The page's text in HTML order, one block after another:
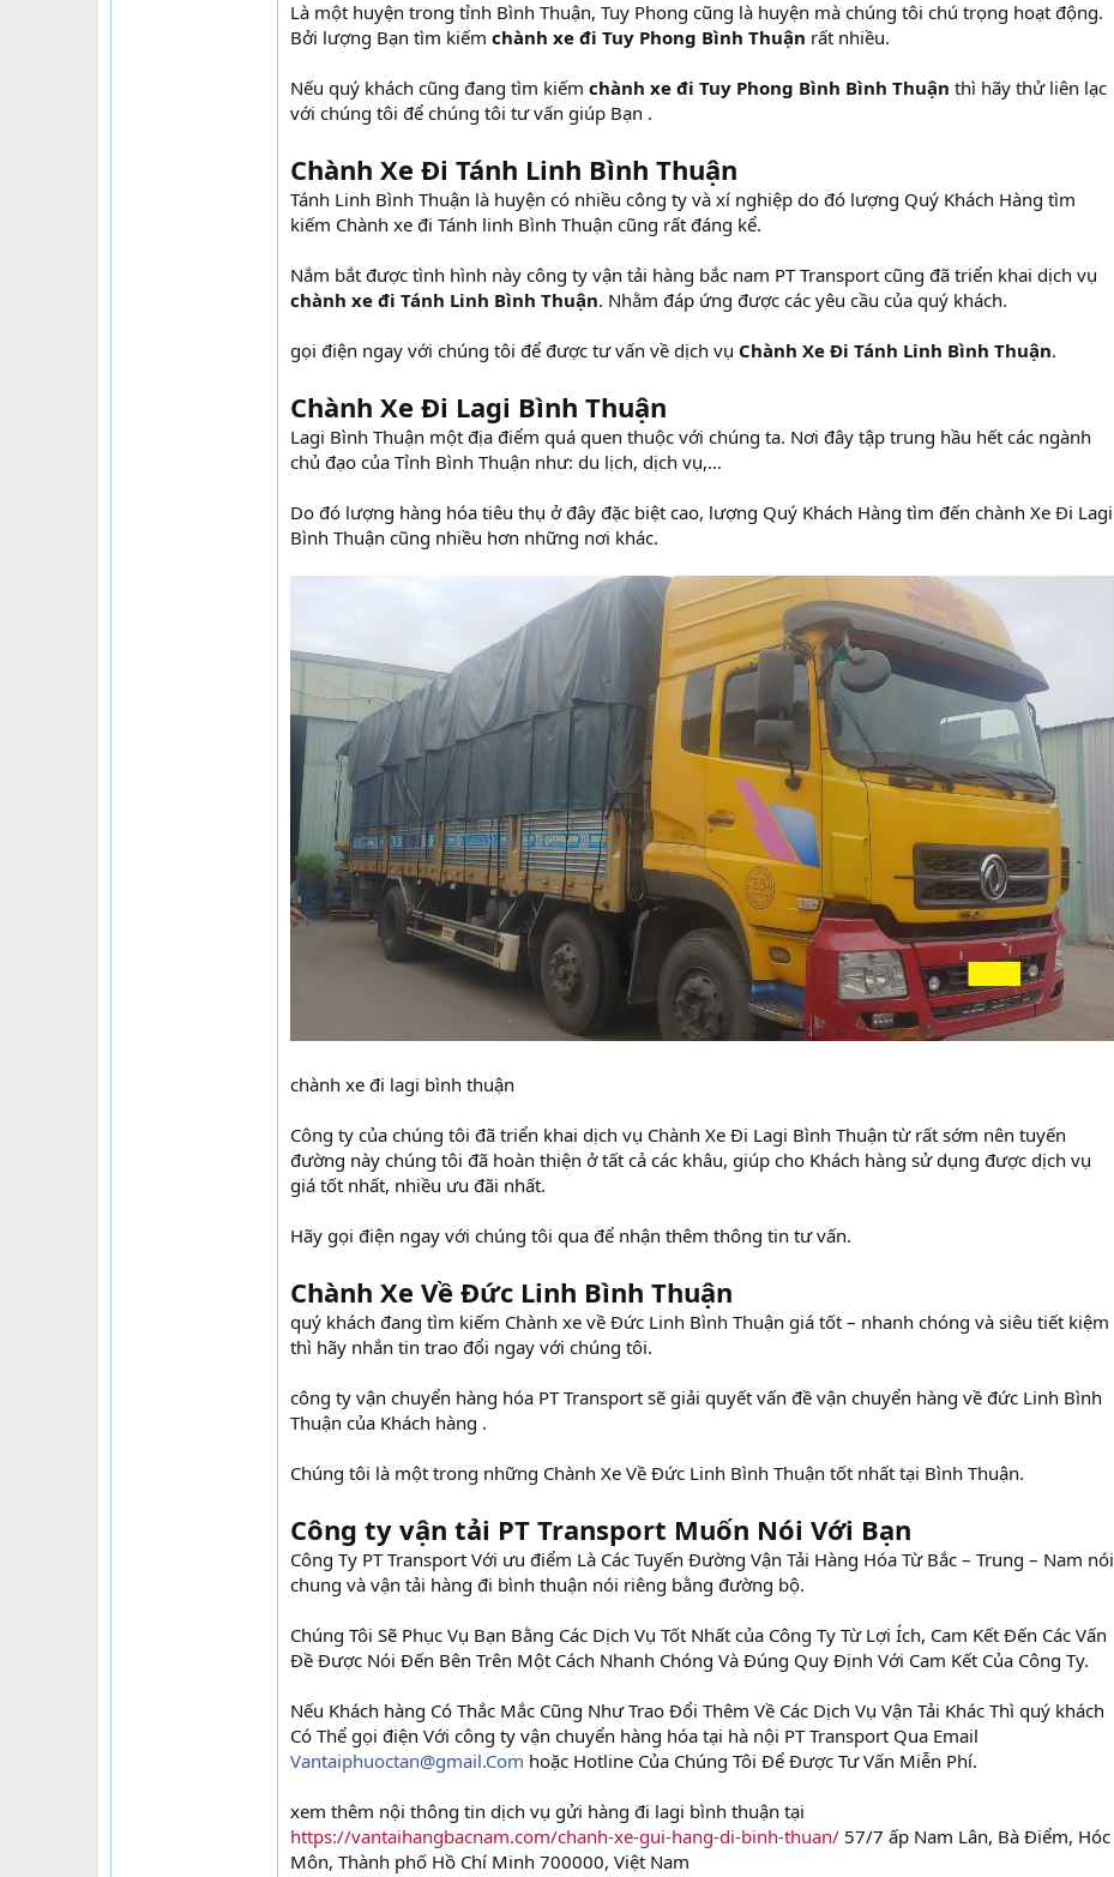
Là một huyện trong tỉnh Bình Thuận, Tuy Phong cũng là huyện mà chúng tôi chú trọng hoạt động.
Bởi lượng Bạn tìm kiếm chành xe đi Tuy Phong Bình Thuận rất nhiều.
Nếu quý khách cũng đang tìm kiếm chành xe đi Tuy Phong Bình Bình Thuận thì hãy thử liên lạc
với chúng tôi để chúng tôi tư vấn giúp Bạn .
Chành Xe Đi Tánh Linh Bình Thuận
Tánh Linh Bình Thuận là huyện có nhiều công ty và xí nghiệp do đó lượng Quý Khách Hàng tìm
kiếm Chành xe đi Tánh linh Bình Thuận cũng rất đáng kể.
Nắm bắt được tình hình này công ty vận tải hàng bắc nam PT Transport cũng đã triển khai dịch vụ
chành xe đi Tánh Linh Bình Thuận. Nhằm đáp ứng được các yêu cầu của quý khách.
gọi điện ngay với chúng tôi để được tư vấn về dịch vụ Chành Xe Đi Tánh Linh Bình Thuận.
Chành Xe Đi Lagi Bình Thuận
Lagi Bình Thuận một địa điểm quá quen thuộc với chúng ta. Nơi đây tập trung hầu hết các ngành
chủ đạo của Tỉnh Bình Thuận như: du lịch, dịch vụ,…
Do đó lượng hàng hóa tiêu thụ ở đây đặc biệt cao, lượng Quý Khách Hàng tìm đến chành Xe Đi Lagi
Bình Thuận cũng nhiều hơn những nơi khác.
chành xe đi lagi bình thuận
Công ty của chúng tôi đã triển khai dịch vụ Chành Xe Đi Lagi Bình Thuận từ rất sớm nên tuyến
đường này chúng tôi đã hoàn thiện ở tất cả các khâu, giúp cho Khách hàng sử dụng được dịch vụ
giá tốt nhất, nhiều ưu đãi nhất.
Hãy gọi điện ngay với chúng tôi qua để nhận thêm thông tin tư vấn.
Chành Xe Về Đức Linh Bình Thuận
quý khách đang tìm kiếm Chành xe về Đức Linh Bình Thuận giá tốt – nhanh chóng và siêu tiết kiệm
thì hãy nhắn tin trao đổi ngay với chúng tôi.
công ty vận chuyển hàng hóa PT Transport sẽ giải quyết vấn đề vận chuyển hàng về đức Linh Bình
Thuận của Khách hàng .
Chúng tôi là một trong những Chành Xe Về Đức Linh Bình Thuận tốt nhất tại Bình Thuận.
Công ty vận tải PT Transport Muốn Nói Với Bạn
Công Ty PT Transport Với ưu điểm Là Các Tuyến Đường Vận Tải Hàng Hóa Từ Bắc – Trung – Nam nói
chung và vận tải hàng đi bình thuận nói riêng bằng đường bộ.
Chúng Tôi Sẽ Phục Vụ Bạn Bằng Các Dịch Vụ Tốt Nhất của Công Ty Từ Lợi Ích, Cam Kết Đến Các Vấn
Đề Được Nói Đến Bên Trên Một Cách Nhanh Chóng Và Đúng Quy Định Với Cam Kết Của Công Ty.
Nếu Khách hàng Có Thắc Mắc Cũng Như Trao Đổi Thêm Về Các Dịch Vụ Vận Tải Khác Thì quý khách
Có Thể gọi điện Với công ty vận chuyển hàng hóa tại hà nội PT Transport Qua Email
Vantaiphuoctan@gmail.Com hoặc Hotline Của Chúng Tôi Để Được Tư Vấn Miễn Phí.
xem thêm nội thông tin dịch vụ gửi hàng đi lagi bình thuận tại
https://vantaihangbacnam.com/chanh-xe-gui-hang-di-binh-thuan/ 57/7 ấp Nam Lân, Bà Điểm, Hóc
Môn, Thành phố Hồ Chí Minh 700000, Việt Nam